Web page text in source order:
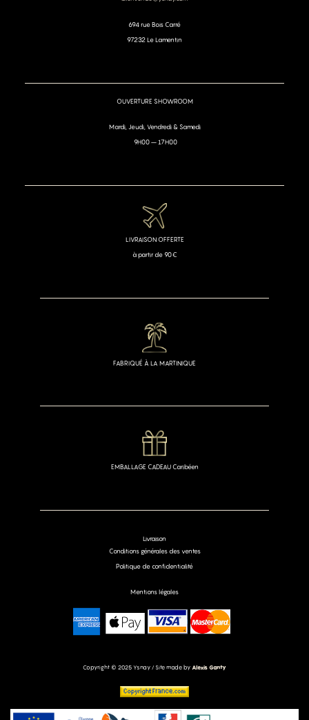
694 rue Bois Carré
97232 Le Lamentin
OUVERTURE SHOWROOM
Mardi, Jeudi, Vendredi & Samedi
9H00 – 17H00
EMBALLAGE CADEAU Caribéen
FABRIQUÉ À LA MARTINIQUE
LIVRAISON OFFERTE
à partir de 90€
Copyright © 2025 Ysnay / Site made by Alexis Ganty
Mentions légales
Politique de confidentialité
Conditions générales des ventes
Livraison